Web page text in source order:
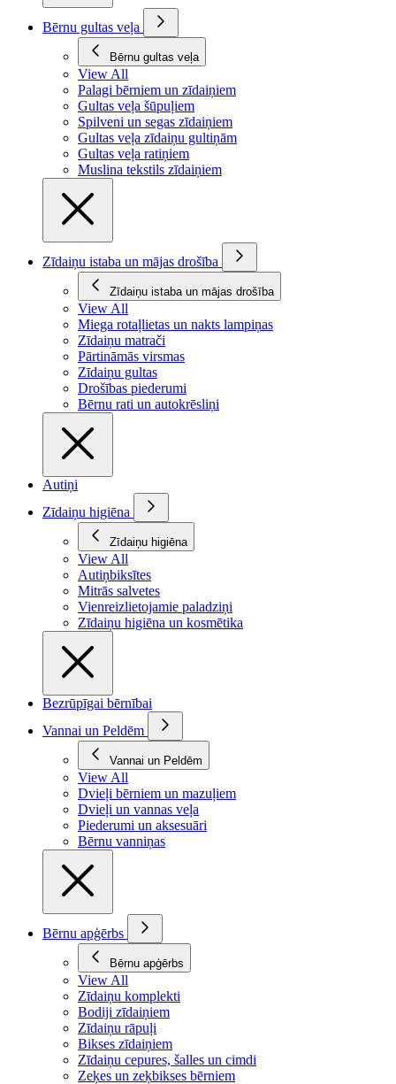
Bērnu gultas veļa
Bērnu gultas veļa
View All
Palagi bērniem un zīdaiņiem
Gultas veļa šūpuļiem
Spilveni un segas zīdaiņiem
Gultas veļa zīdaiņu gultiņām
Gultas veļa ratiņiem
Muslina tekstils zīdaiņiem
Zīdaiņu istaba un mājas drošība
Zīdaiņu istaba un mājas drošība
View All
Miega rotaļlietas un nakts lampiņas
Zīdaiņu matrači
Pārtināmās virsmas
Zīdaiņu gultas
Drošības piederumi
Bērnu rati un autokrēsliņi
Autiņi
Zīdaiņu higiēna
Zīdaiņu higiēna
View All
Autiņbiksītes
Mitrās salvetes
Vienreizlietojamie paladziņi
Zīdaiņu higiēna un kosmētika
Bezrūpīgai bērnībai
Vannai un Peldēm
Vannai un Peldēm
View All
Dvieļi bērniem un mazuļiem
Dvieļi un vannas veļa
Piederumi un aksesuāri
Bērnu vanniņas
Bērnu apģērbs
Bērnu apģērbs
View All
Zīdaiņu komplekti
Bodiji zīdaiņiem
Zīdaiņu rāpuļi
Bikses zīdaiņiem
Zīdaiņu cepures, šalles un cimdi
Zeķes un zeķbikses bērniem